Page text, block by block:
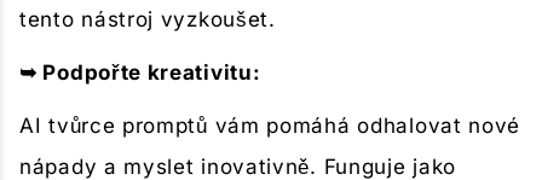
tento nástroj vyzkoušet.
➥ Podpořte kreativitu:
AI tvůrce promptů vám pomáhá odhalovat nové
nápady a myslet inovativně. Funguje jako